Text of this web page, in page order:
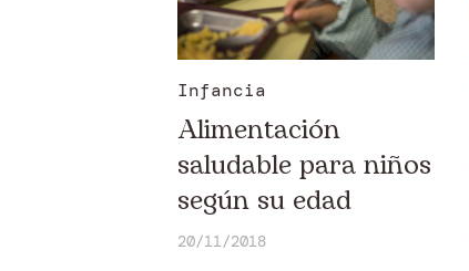
Infancia
Alimentación
saludable para niños
según su edad
20/11/2018